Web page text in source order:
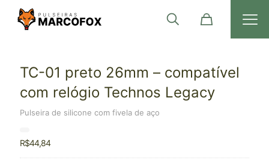
TC-01 preto 26mm – compatível
com relógio Technos Legacy
Pulseira de silicone com fivela de aço
R$44,84